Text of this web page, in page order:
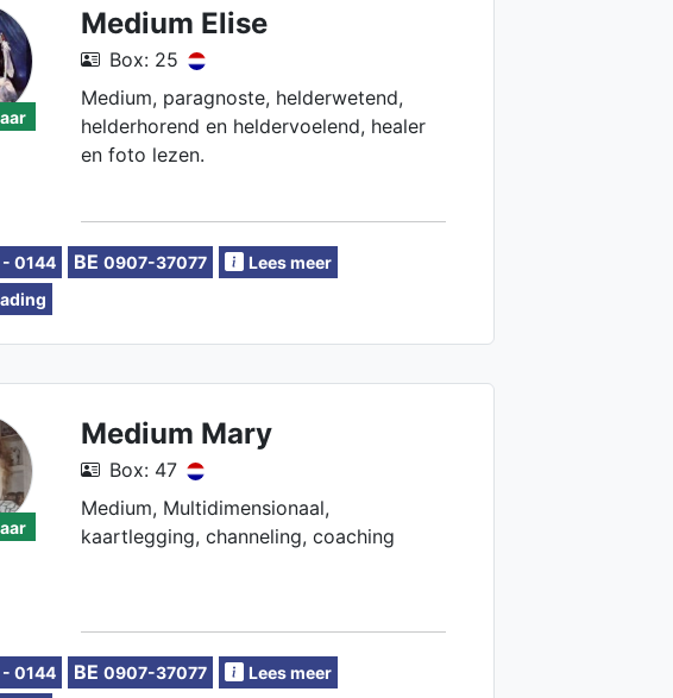
Medium Elise
Box: 25
Medium, paragnoste, helderwetend,
helderhorend en heldervoelend, healer
en foto lezen.
0144 BE 0907-37077
Lees meer
Medium Mary
Box: 47
Medium, Multidimensionaal,
kaartlegging, channeling, coaching
0144 BE 0907-37077
Lees meer